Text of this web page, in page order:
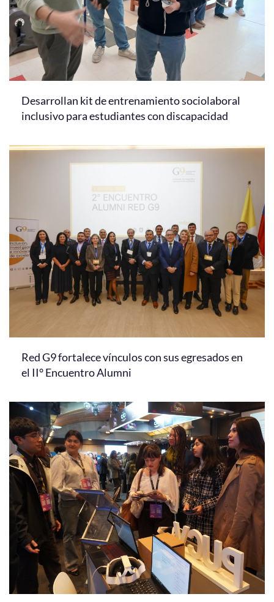
Desarrollan kit de entrenamiento sociolaboral
inclusivo para estudiantes con discapacidad
Red G9 fortalece vínculos con sus egresados en
el II° Encuentro Alumni